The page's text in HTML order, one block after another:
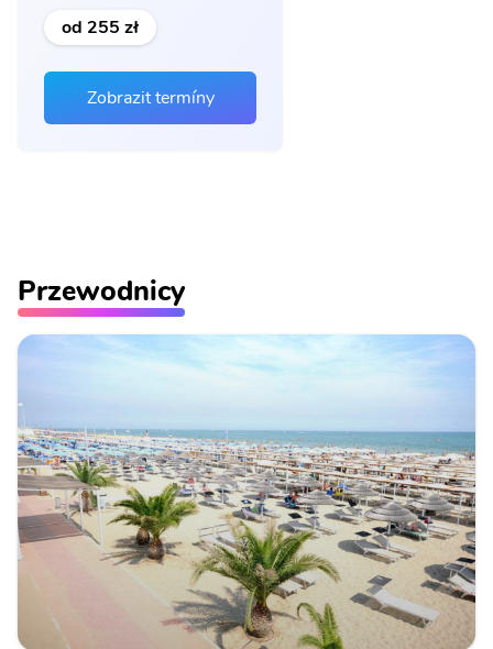
od 255 zł
Zobrazit termíny
Przewodnicy